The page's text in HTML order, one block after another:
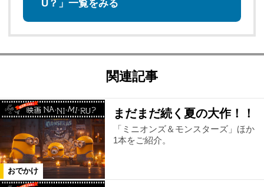
U？」一覧をみる
関連記事
おでかけ
まだまだ続く夏の大作！！
「ミニオンズ＆モンスターズ」ほか
1本をご紹介。